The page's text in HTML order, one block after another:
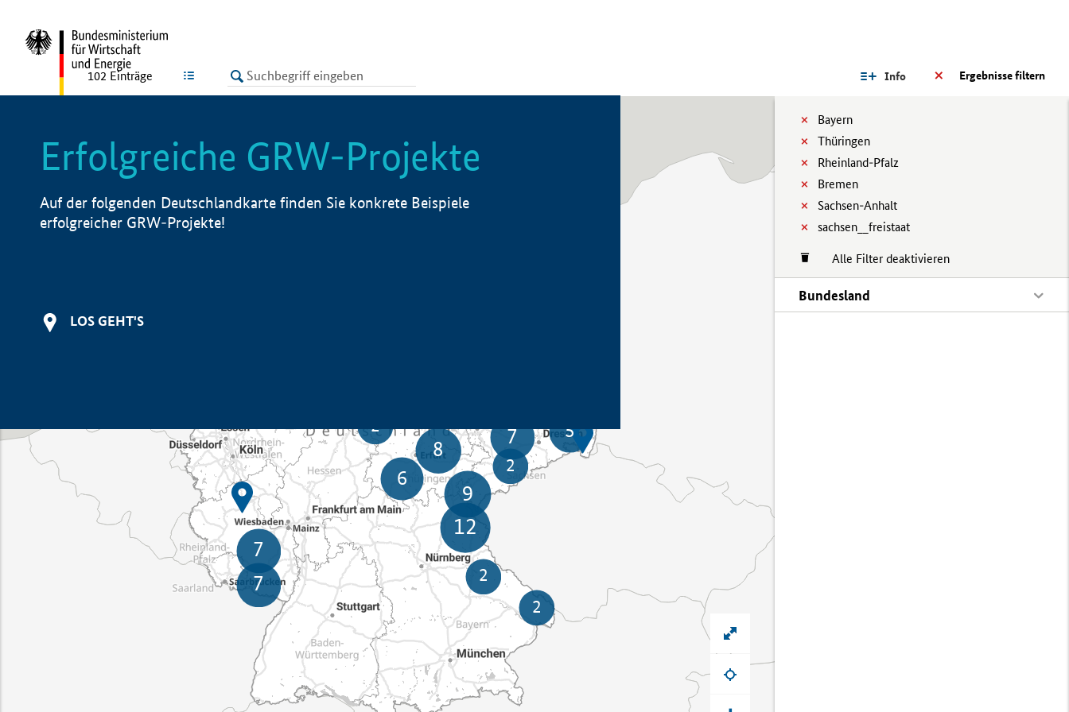
LISTE Ergebnisse filtern
Info
Bayern
Thüringen
Rheinland-Pfalz
Bremen
Sachsen-Anhalt
sachsen__freistaat
Alle Filter deaktivieren
Bundesland
102 Einträge
Erfolgreiche GRW-Projekte
Auf der folgenden Deutschlandkarte finden Sie konkrete Beispiele
erfolgreicher GRW-Projekte!
LOS GEHT'S